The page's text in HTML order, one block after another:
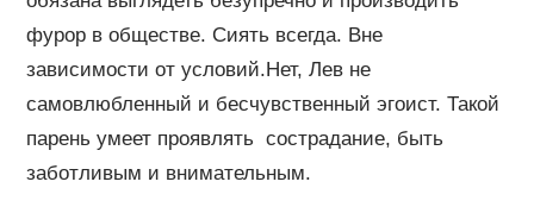
фурор в обществе. Сиять всегда. Вне
зависимости от условий.Нет, Лев не
самовлюбленный и бесчувственный эгоист. Такой
парень умеет проявлять сострадание, быть
заботливым и внимательным.